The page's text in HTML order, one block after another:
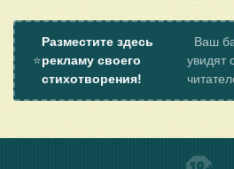
⭐
Разместите здесь
рекламу своего
стихотворения!
Ваш
увидят